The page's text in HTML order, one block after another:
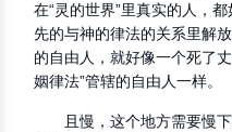
在“灵的世界”里真实的人，
先的与神的律法的关系里解
的自由人，就好像一个死了
姻律法”管辖的自由人一样。
且慢，这个地方需要慢